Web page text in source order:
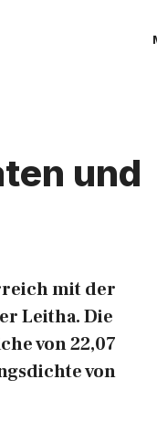
und
mit der
Leitha. Die
von 22,07
von